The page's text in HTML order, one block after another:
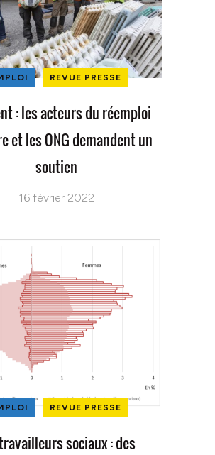
REVUE PRESSE
: les acteurs du réemploi
et les ONG demandent un
soutien
16 février 2022
REVUE PRESSE
sociaux : des